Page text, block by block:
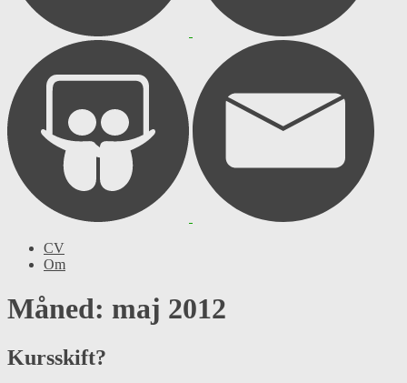
CV
Om
Måned: maj 2012
Kursskift?